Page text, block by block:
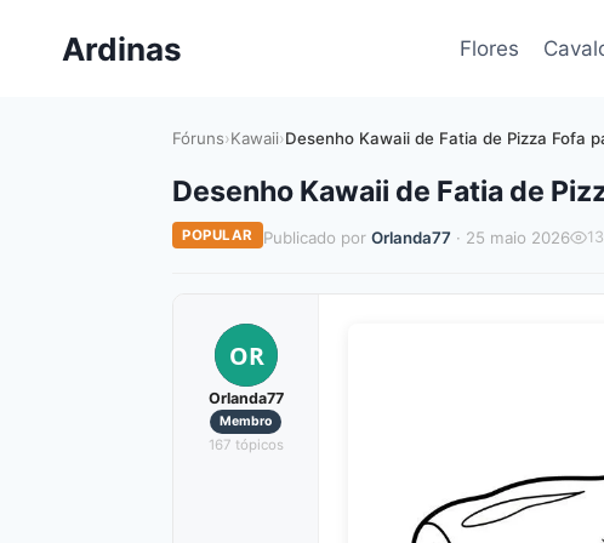
Ardinas Flores
Fóruns›Kawaii›Desenho Kawaii de Fatia de Pizza Fofa
Desenho Kawaii de Fatia de
POPULAR Publicado por Orlanda77· 25 maio 2026
OR
Orlanda77
Membro
167 tópicos